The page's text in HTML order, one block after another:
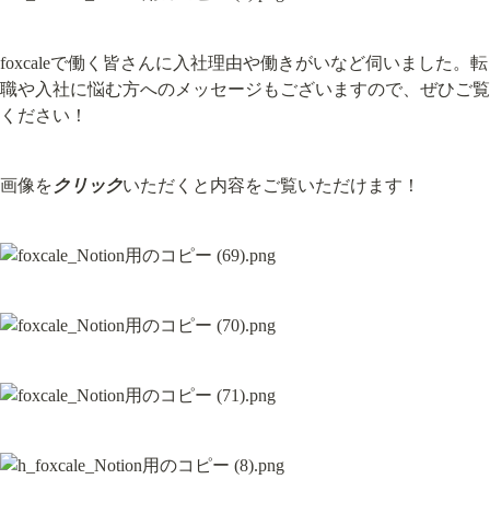
foxcaleで働く皆さんに入社理由や働きがいなど伺いました。転
職や入社に悩む方へのメッセージもございますので、ぜひご覧
ください！
画像を クリックいただくと内容をご覧いただけます！